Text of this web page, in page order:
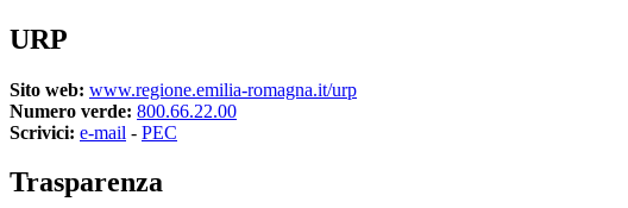
URP
Sito web: www.regione.emilia-romagna.it/urp
Numero verde: 800.66.22.00
Scrivici: e-mail - PEC
Trasparenza